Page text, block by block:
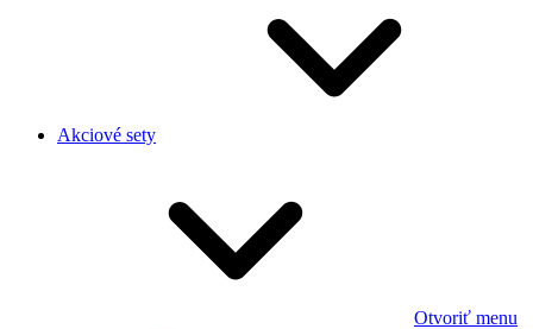
Akciové sety
Otvoriť menu